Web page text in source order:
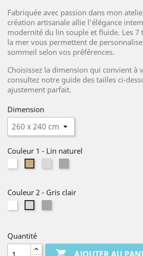
Fabriquée avec passion dans mon
création artisanale allie l'élégance
modernité du lin souple et fluide. Les 7
la mer vous permettent de
sommeil selon vos préférences.
Choisissez la dimension qui convient à
consultez notre guide des tailles ci-
ajustement parfait.
Dimension
Couleur 1 - Lin naturel
Couleur 2 - Gris clair
Quantité